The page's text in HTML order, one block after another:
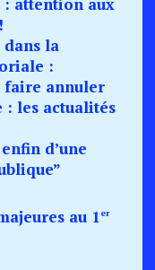
la
:
faire annuler
les actualités
d’une
au 1er